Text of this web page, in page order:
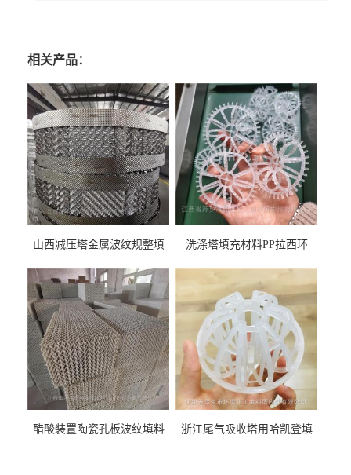
相关产品：
山西减压塔金属波纹规整填
料
洗涤塔填充材料PP拉西环
醋酸装置陶瓷孔板波纹填料
浙江尾气吸收塔用哈凯登填